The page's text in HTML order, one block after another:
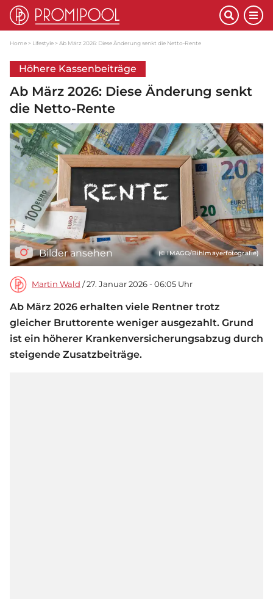
Home Lifestyle Ab März 2026: Diese Änderung senkt die Netto-Rente
Höhere Kassenbeiträge
Ab März 2026: Diese Änderung senkt
die Netto-Rente
Bilder ansehen (© IMAGO/Bihlmayerfotografie)
Martin Wald / 27. Januar 2026 - 06:05 Uhr
Ab März 2026 erhalten viele Rentner trotz
gleicher Bruttorente weniger ausgezahlt. Grund
ist ein höherer Krankenversicherungsabzug durch
steigende Zusatzbeiträge.